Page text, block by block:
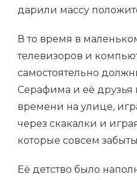
дарили массу
В то время в
телевизоров и
самостоятельно
Серафима и её
времени на улице,
через скакалки и
которые совсем
Её детство было